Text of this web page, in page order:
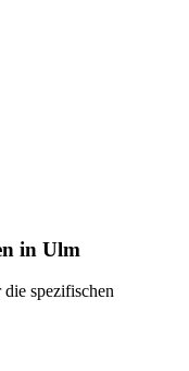
in Ulm
spezifischen